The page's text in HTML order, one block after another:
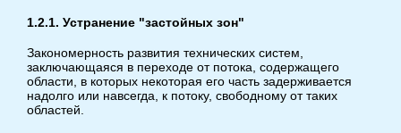
1.2.1. Устранение "застойных зон"
Закономерность развития технических систем,
заключающаяся в переходе от потока, содержащего
области, в которых некоторая его часть задерживается
надолго или навсегда, к потоку, свободному от таких
областей.